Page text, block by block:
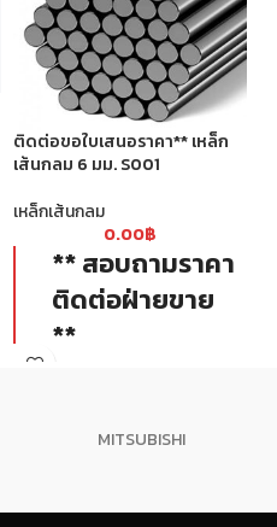
ติดต่อขอใบเสนอราคา** เหล็ก
เส้นกลม 6 มม. S001
เหล็กเส้นกลม
0.00฿
** สอบถามราคา
ติดต่อฝ่ายขาย
**
ไม่มีปีก ลูกคลื่น
เส้นผ่านศูนย์กลางถูกต้อง น้ำหนัก
MITSUBISHI